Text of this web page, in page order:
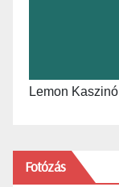
Lemon Kaszinó
Fotózás